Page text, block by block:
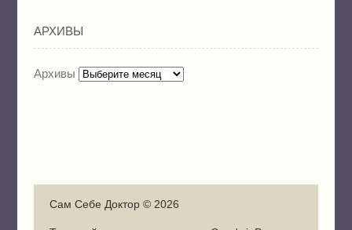
АРХИВЫ
Архивы
Сам Себе Доктор © 2026